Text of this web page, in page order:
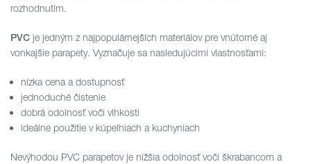
rozhodnutím.
PVC je jedným z najpopulárnejších materiálov pre vnútorné aj
vonkajšie parapety. Vyznačuje sa nasledujúcimi vlastnosťami:
nízka cena a dostupnosť
jednoduché čistenie
dobrá odolnosť voči vlhkosti
ideálne použitie v kúpeľniach a kuchyniach
Nevýhodou PVC parapetov je nižšia odolnosť voči škrabancom a